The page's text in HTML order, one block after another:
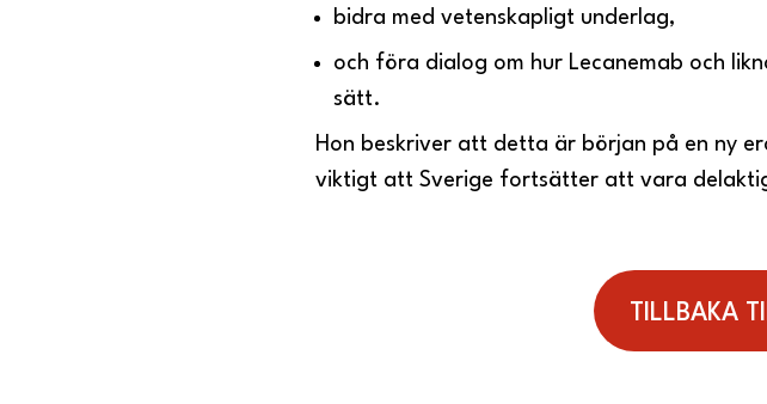
bidra med vetenskapligt underlag,
och föra dialog om hur Lecanemab och
sätt.
Hon beskriver att detta är början på en ny
viktigt att Sverige fortsätter att vara
TILLBAKA